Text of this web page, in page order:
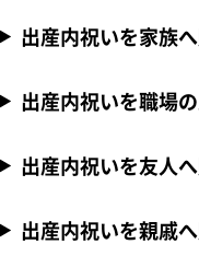
出産内祝いを家族
出産内祝いを職場
出産内祝いを友人
出産内祝いを親戚